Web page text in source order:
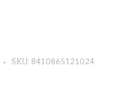
SKU: 8410865121024